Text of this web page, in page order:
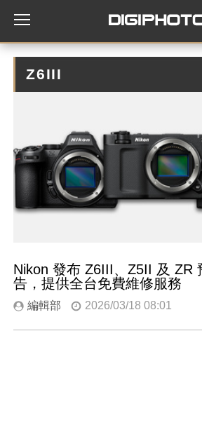
Z6III
Nikon 發布 Z6III、Z5II 及 ZR
告，提供全台免費維修服務
編輯部 2026/03/18 08:01